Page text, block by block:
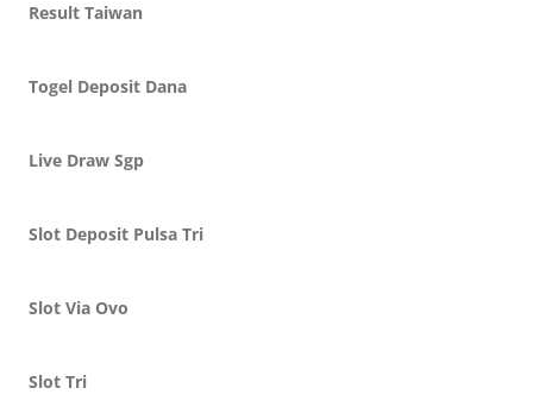
Result Taiwan
Togel Deposit Dana
Live Draw Sgp
Slot Deposit Pulsa Tri
Slot Via Ovo
Slot Tri